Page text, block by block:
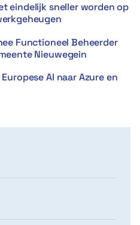
eindelijk sneller worden op
Functioneel Beheerder
Nieuwegein
AI naar Azure en